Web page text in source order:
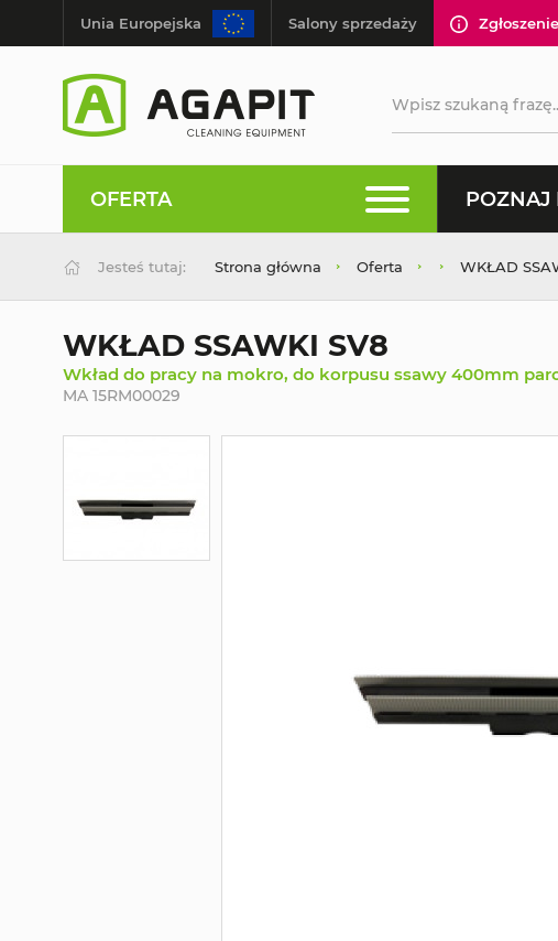
Unia Europejska Salony sprzedaży
OFERTA POZNAJ
Jesteś tutaj: Strona główna Oferta WKŁAD
WKŁAD SSAWKI SV8
Wkład do pracy na mokro, do korpusu ssawy 400mm
MA 15RM00029